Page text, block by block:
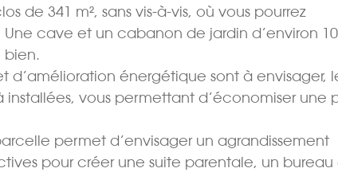
de 341 m², sans vis-à-vis, où vous pourrez
cave et un cabanon de jardin d’environ 10
bien.
d’amélioration énergétique sont à envisager,
vous permettant d’économiser une
permet d’envisager un agrandissement
pour créer une suite parentale, un bureau